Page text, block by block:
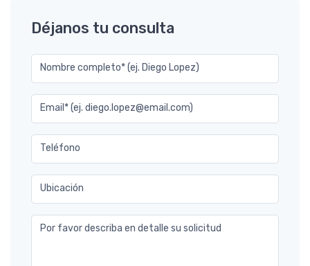
Déjanos tu consulta
Nombre completo* (ej. Diego Lopez)
Email* (ej. diego.lopez@email.com)
Teléfono
Ubicación
Por favor describa en detalle su solicitud